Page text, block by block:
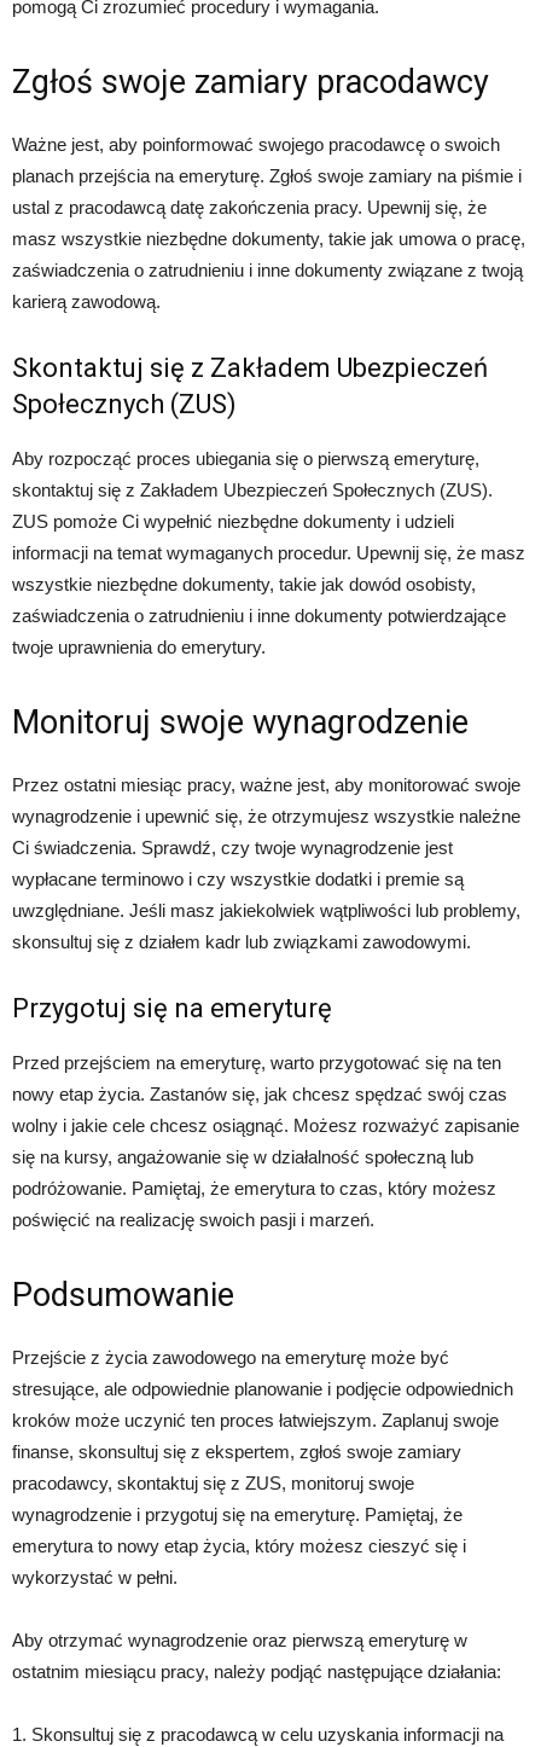
pomogą Ci zrozumieć procedury i wymagania.
Zgłoś swoje zamiary pracodawcy
Ważne jest, aby poinformować swojego pracodawcę o swoich
planach przejścia na emeryturę. Zgłoś swoje zamiary na piśmie i
ustal z pracodawcą datę zakończenia pracy. Upewnij się, że
masz wszystkie niezbędne dokumenty, takie jak umowa o pracę,
zaświadczenia o zatrudnieniu i inne dokumenty związane z twoją
karierą zawodową.
Skontaktuj się z Zakładem Ubezpieczeń
Społecznych (ZUS)
Aby rozpocząć proces ubiegania się o pierwszą emeryturę,
skontaktuj się z Zakładem Ubezpieczeń Społecznych (ZUS).
ZUS pomoże Ci wypełnić niezbędne dokumenty i udzieli
informacji na temat wymaganych procedur. Upewnij się, że masz
wszystkie niezbędne dokumenty, takie jak dowód osobisty,
zaświadczenia o zatrudnieniu i inne dokumenty potwierdzające
twoje uprawnienia do emerytury.
Monitoruj swoje wynagrodzenie
Przez ostatni miesiąc pracy, ważne jest, aby monitorować swoje
wynagrodzenie i upewnić się, że otrzymujesz wszystkie należne
Ci świadczenia. Sprawdź, czy twoje wynagrodzenie jest
wypłacane terminowo i czy wszystkie dodatki i premie są
uwzględniane. Jeśli masz jakiekolwiek wątpliwości lub problemy,
skonsultuj się z działem kadr lub związkami zawodowymi.
Przygotuj się na emeryturę
Przed przejściem na emeryturę, warto przygotować się na ten
nowy etap życia. Zastanów się, jak chcesz spędzać swój czas
wolny i jakie cele chcesz osiągnąć. Możesz rozważyć zapisanie
się na kursy, angażowanie się w działalność społeczną lub
podróżowanie. Pamiętaj, że emerytura to czas, który możesz
poświęcić na realizację swoich pasji i marzeń.
Podsumowanie
Przejście z życia zawodowego na emeryturę może być
stresujące, ale odpowiednie planowanie i podjęcie odpowiednich
kroków może uczynić ten proces łatwiejszym. Zaplanuj swoje
finanse, skonsultuj się z ekspertem, zgłoś swoje zamiary
pracodawcy, skontaktuj się z ZUS, monitoruj swoje
wynagrodzenie i przygotuj się na emeryturę. Pamiętaj, że
emerytura to nowy etap życia, który możesz cieszyć się i
wykorzystać w pełni.
Aby otrzymać wynagrodzenie oraz pierwszą emeryturę w
ostatnim miesiącu pracy, należy podjąć następujące działania:
1. Skonsultuj się z pracodawcą w celu uzyskania informacji na